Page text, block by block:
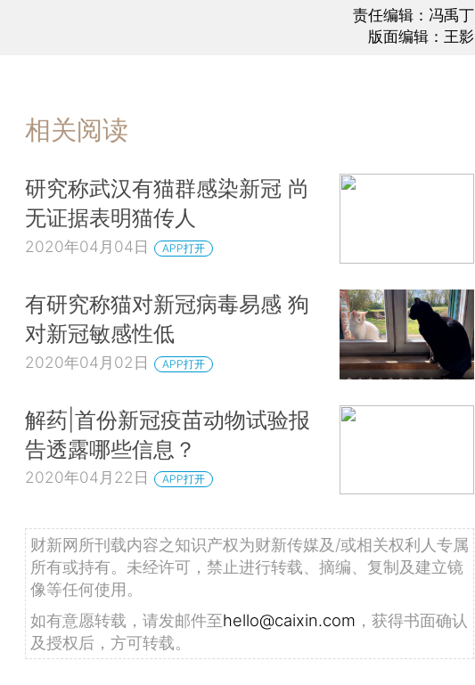
责任编辑：冯禹丁
版面编辑：王影
相关阅读
研究称武汉有猫群感染新冠 尚
无证据表明猫传人
2020年04月04日 APP打开
有研究称猫对新冠病毒易感 狗
对新冠敏感性低
2020年04月02日 APP打开
解药|首份新冠疫苗动物试验报
告透露哪些信息？
2020年04月22日 APP打开
财新网所刊载内容之知识产权为财新传媒及/或相关权利人专属
所有或持有。未经许可，禁止进行转载、摘编、复制及建立镜
像等任何使用。
如有意愿转载，请发邮件至hello@caixin.com ，获得书面确认
及授权后，方可转载。